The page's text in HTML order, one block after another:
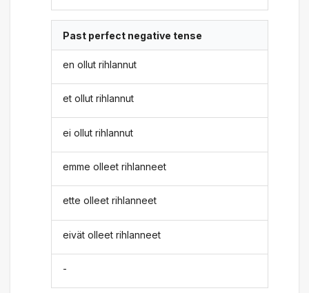
Past perfect negative tense
en ollut rihlannut
et ollut rihlannut
ei ollut rihlannut
emme olleet rihlanneet
ette olleet rihlanneet
eivät olleet rihlanneet
-